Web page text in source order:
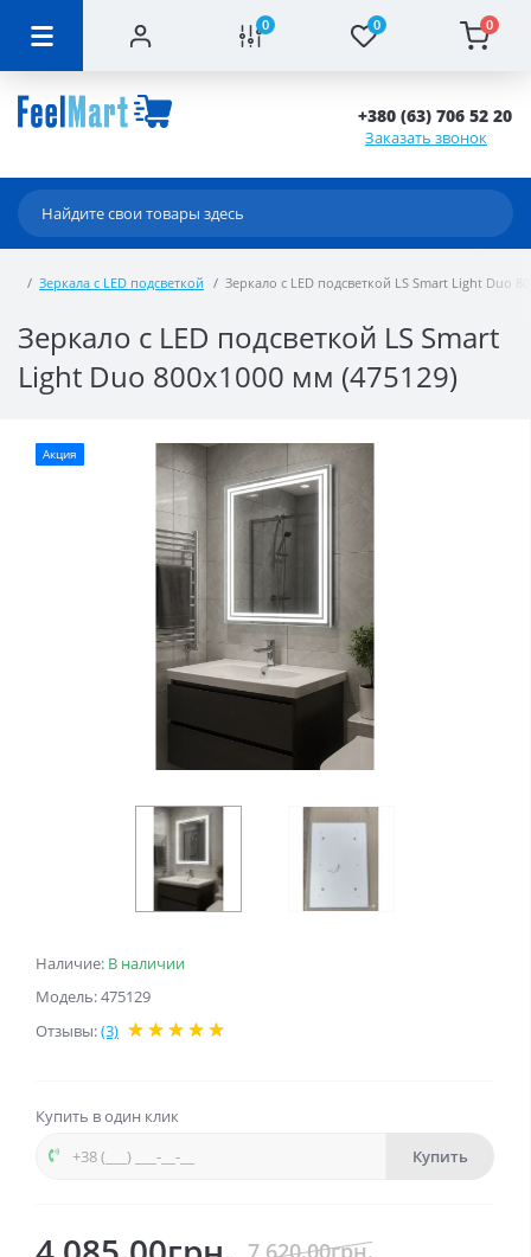
0 0 0
+380 (63) 706 52 20
Заказать звонок
Зеркала с LED подсветкой Зеркало с LED подсветкой LS Smart Light Duo
Зеркало с LED подсветкой LS Smart
Light Duo 800х1000 мм (475129)
Наличие: В наличии
Модель: 475129
Отзывы:(3)
Акция
Купить в один клик
Купить
7 620.00грн.